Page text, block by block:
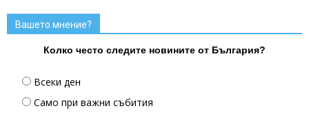
Вашето мнение?
Колко често следите новините от България?
Всеки ден
Само при важни събития